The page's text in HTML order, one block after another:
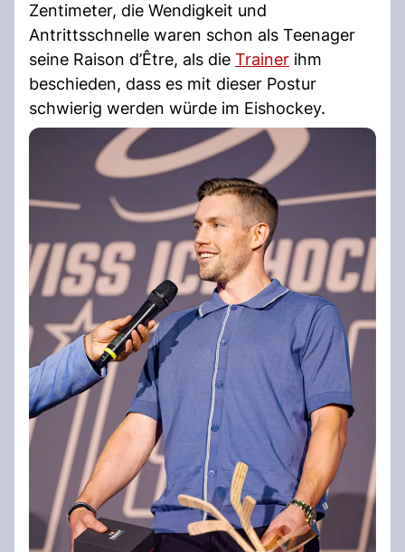
Zentimeter, die Wendigkeit und
Antrittsschnelle waren schon als Teenager
seine Raison d’Être, als die Trainer ihm
beschieden, dass es mit dieser Postur
schwierig werden würde im Eishockey.